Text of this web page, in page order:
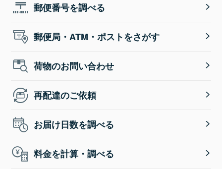
郵便番号を調べる
郵便局・ATM・ポストをさがす
荷物のお問い合わせ
再配達のご依頼
お届け日数を調べる
料金を計算・調べる